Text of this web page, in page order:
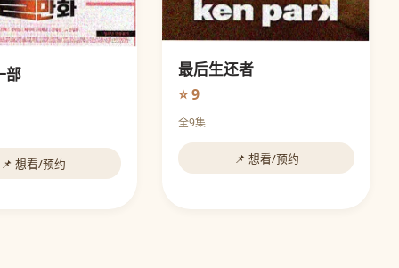
部
📌 想看/预约
最后生还者
⭐ 9
全9集
📌 想看/预约